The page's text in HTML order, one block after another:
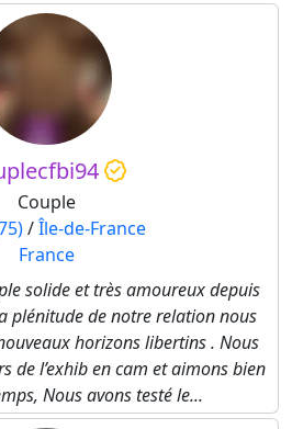
Couple
/Île-de-France
France
solide et très amoureux depuis
plénitude de notre relation nous
horizons libertins . Nous
de l’exhib en cam et aimons bien
Nous avons testé le...